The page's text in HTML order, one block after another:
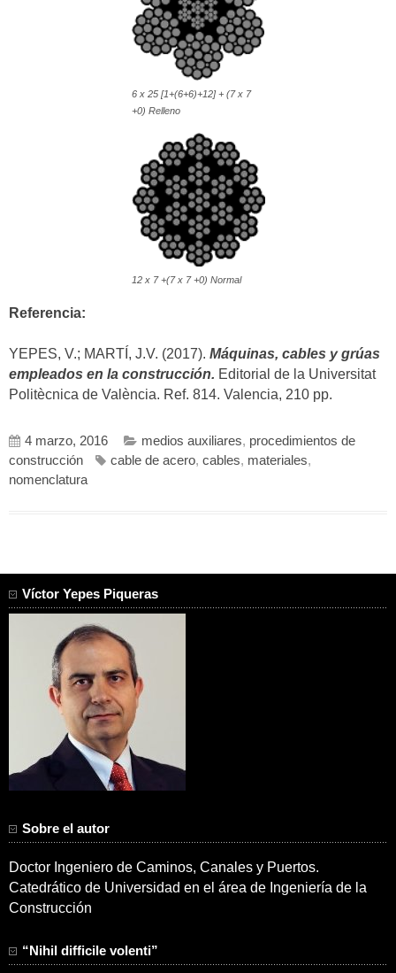
6 x 25 [1+(6+6)+12] + (7 x 7
+0) Relleno
12 x 7 +(7 x 7 +0) Normal
Referencia:
YEPES, V.; MARTÍ, J.V. (2017). Máquinas, cables y grúas
empleados en la construcción. Editorial de la Universitat
Politècnica de València. Ref. 814. Valencia, 210 pp.
4 marzo, 2016 medios auxiliares, procedimientos de
construcción
cable de acero, cables, materiales,
nomenclatura
Víctor Yepes Piqueras
Sobre el autor
Doctor Ingeniero de Caminos, Canales y Puertos.
Catedrático de Universidad en el área de Ingeniería de la
Construcción
“Nihil difficile volenti”